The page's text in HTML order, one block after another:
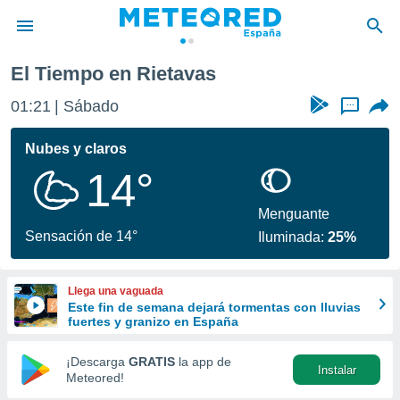
de
por
se
calidad.
a este
las
y
forma
digital
basada
El Tiempo en Rietavas
01:21 Sábado ...
Nubes y claros
14°
Sensación de 14°
Menguante
Iluminada:25%
Llega una vaguada
Este fin de semana dejará tormentas con lluvias
fuertes y granizo en España
¡Descarga GRATIS la app de
Meteored!
Instalar